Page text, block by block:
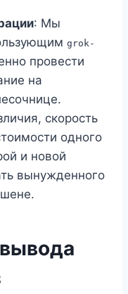
: Мы
grok-
провести
на
скорость
одного
и новой
вынужденного